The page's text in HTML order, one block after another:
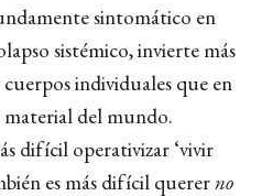
sintomático en
sistémico, invierte más
individuales que en
material del mundo.
difícil operativizar ‘vivir
es más difícil quererno